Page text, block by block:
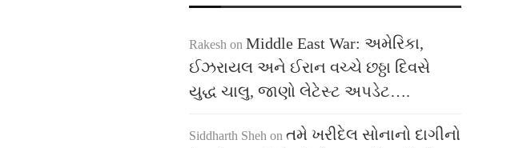
Rakesh on Middle East War: અમેરિકા,
ઈઝરાયલ અને ઈરાન વચ્ચે છઠ્ઠા દિવસે
યુદ્ધ ચાલુ, જાણો લેટેસ્ટ અપડેટ….
Siddharth Sheh on તમે ખરીદેલ સોનાનો દાગીનો